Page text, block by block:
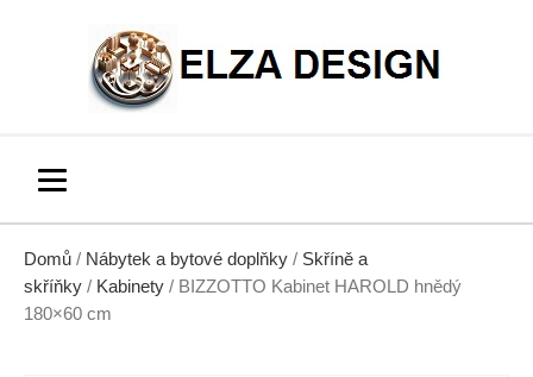
Domů / Nábytek a bytové doplňky / Skříně a
skříňky / Kabinety / BIZZOTTO Kabinet HAROLD hnědý
180×60 cm